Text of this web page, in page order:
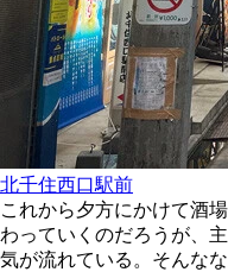
北千住西口駅前
これから夕方にかけて酒
わっていくのだろうが、
気が流れている。そんな